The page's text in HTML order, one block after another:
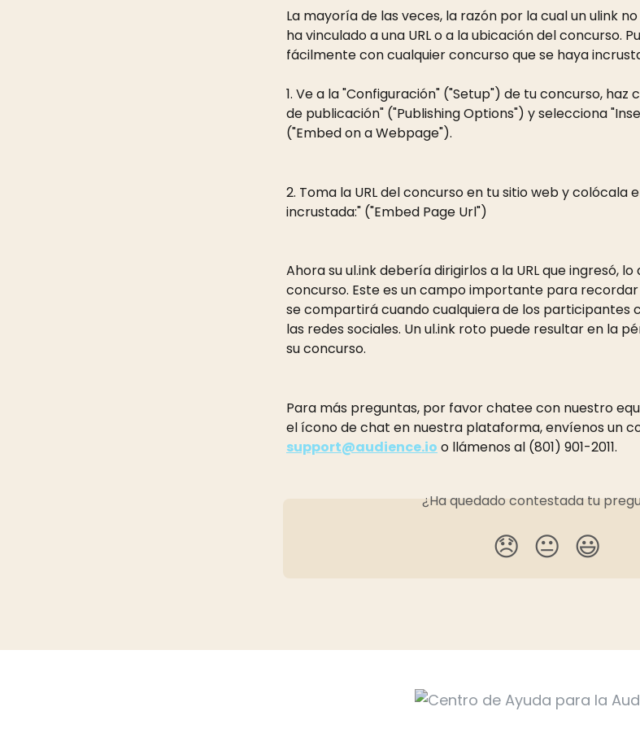
La mayoría de las veces, la razón por la cual un ulink
ha vinculado a una URL o a la ubicación del concurso.
fácilmente con cualquier concurso que se haya
1. Ve a la "Configuración" ("Setup") de tu concurso, haz
de publicación" ("Publishing Options") y selecciona
("Embed on a Webpage").
2. Toma la URL del concurso en tu sitio web y colócala
incrustada:" ("Embed Page Url")
Ahora su ul.ink debería dirigirlos a la URL que ingresó,
concurso. Este es un campo importante para recordar
se compartirá cuando cualquiera de los participantes
las redes sociales. Un ul.ink roto puede resultar en la
su concurso.
Para más preguntas, por favor chatee con nuestro
el ícono de chat en nuestra plataforma, envíenos un
support@audience.io o llámenos al (801) 901-2011.
¿Ha quedado contestada tu
😞 😐 😃